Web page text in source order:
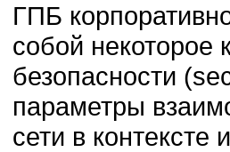
ГПБ
собой некоторое
безопасности
параметры
сети в